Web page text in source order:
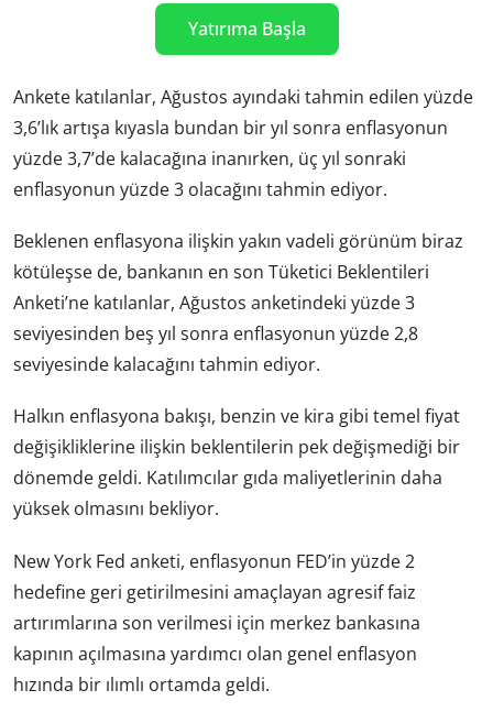
Yatırıma Başla
Ankete katılanlar, Ağustos ayındaki tahmin edilen yüzde
3,6’lık artışa kıyasla bundan bir yıl sonra enflasyonun
yüzde 3,7’de kalacağına inanırken, üç yıl sonraki
enflasyonun yüzde 3 olacağını tahmin ediyor.
Beklenen enflasyona ilişkin yakın vadeli görünüm biraz
kötüleşse de, bankanın en son Tüketici Beklentileri
Anketi’ne katılanlar, Ağustos anketindeki yüzde 3
seviyesinden beş yıl sonra enflasyonun yüzde 2,8
seviyesinde kalacağını tahmin ediyor.
Halkın enflasyona bakışı, benzin ve kira gibi temel fiyat
değişikliklerine ilişkin beklentilerin pek değişmediği bir
dönemde geldi. Katılımcılar gıda maliyetlerinin daha
yüksek olmasını bekliyor.
New York Fed anketi, enflasyonun FED’in yüzde 2
hedefine geri getirilmesini amaçlayan agresif faiz
artırımlarına son verilmesi için merkez bankasına
kapının açılmasına yardımcı olan genel enflasyon
hızında bir ılımlı ortamda geldi.